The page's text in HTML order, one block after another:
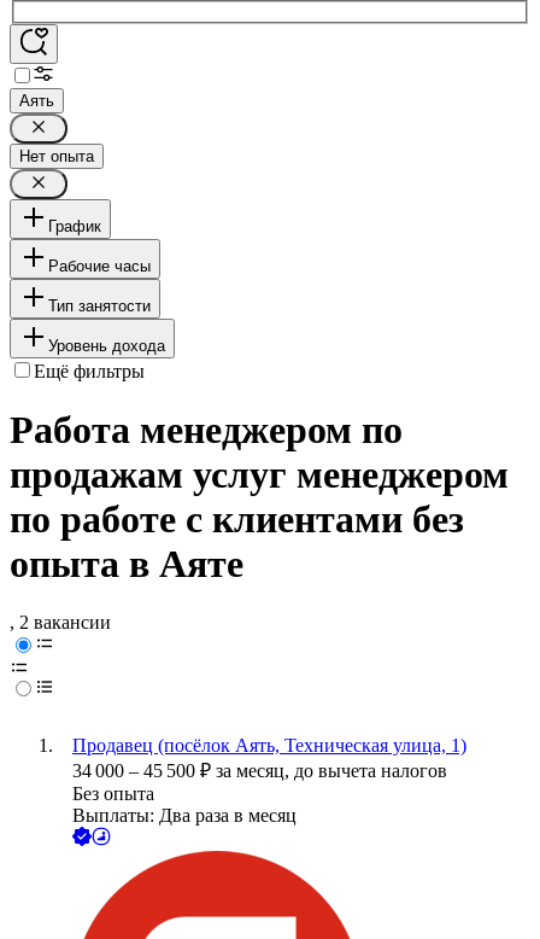
Аять
Нет опыта
График
Рабочие часы
Тип занятости
Уровень дохода
Ещё фильтры
Работа менеджером по
продажам услуг менеджером
по работе с клиентами без
опыта в Аяте
, 2 вакансии
Продавец (посёлок Аять, Техническая улица, 1)
34 000 – 45 500 ₽ за месяц, до вычета налогов
Без опыта
Выплаты: Два раза в месяц